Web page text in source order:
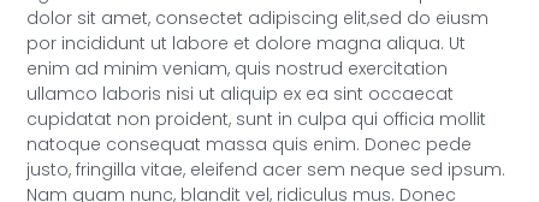
dolor sit amet, consectet adipiscing elit,sed do eiusm
por incididunt ut labore et dolore magna aliqua. Ut
enim ad minim veniam, quis nostrud exercitation
ullamco laboris nisi ut aliquip ex ea sint occaecat
cupidatat non proident, sunt in culpa qui officia mollit
natoque consequat massa quis enim. Donec pede
justo, fringilla vitae, eleifend acer sem neque sed ipsum.
Nam quam nunc, blandit vel, ridiculus mus. Donec